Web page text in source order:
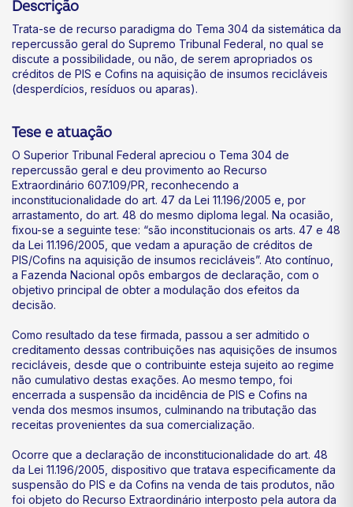
Descrição
Trata-se de recurso paradigma do Tema 304 da sistemática da
repercussão geral do Supremo Tribunal Federal, no qual se
discute a possibilidade, ou não, de serem apropriados os
créditos de PIS e Cofins na aquisição de insumos recicláveis
(desperdícios, resíduos ou aparas).
Tese e atuação
O Superior Tribunal Federal apreciou o Tema 304 de
repercussão geral e deu provimento ao Recurso
Extraordinário 607.109/PR, reconhecendo a
inconstitucionalidade do art. 47 da Lei 11.196/2005 e, por
arrastamento, do art. 48 do mesmo diploma legal. Na ocasião,
fixou-se a seguinte tese: “são inconstitucionais os arts. 47 e 48
da Lei 11.196/2005, que vedam a apuração de créditos de
PIS/Cofins na aquisição de insumos recicláveis”. Ato contínuo,
a Fazenda Nacional opôs embargos de declaração, com o
objetivo principal de obter a modulação dos efeitos da
decisão.
Como resultado da tese firmada, passou a ser admitido o
creditamento dessas contribuições nas aquisições de insumos
recicláveis, desde que o contribuinte esteja sujeito ao regime
não cumulativo destas exações. Ao mesmo tempo, foi
encerrada a suspensão da incidência de PIS e Cofins na
venda dos mesmos insumos, culminando na tributação das
receitas provenientes da sua comercialização.
Ocorre que a declaração de inconstitucionalidade do art. 48
da Lei 11.196/2005, dispositivo que tratava especificamente da
suspensão do PIS e da Cofins na venda de tais produtos, não
foi objeto do Recurso Extraordinário interposto pela autora da